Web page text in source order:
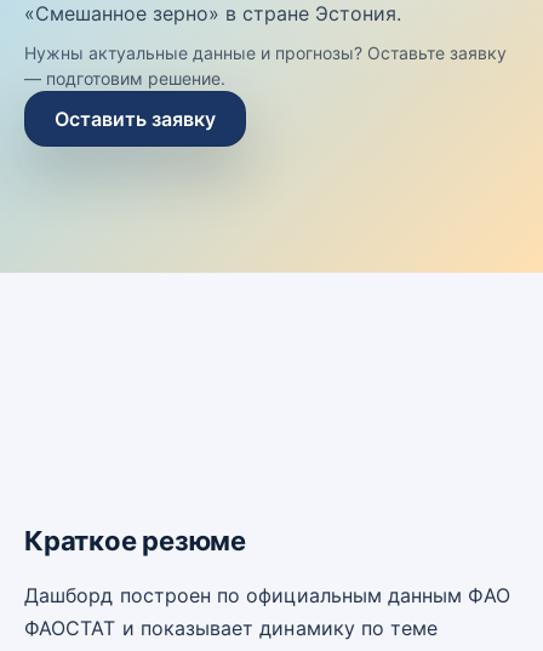
«Смешанное зерно» в стране Эстония.
Нужны актуальные данные и прогнозы? Оставьте заявку
— подготовим решение.
Оставить заявку
Краткое резюме
Дашборд построен по официальным данным ФАО
ФАОСТАТ и показывает динамику по теме